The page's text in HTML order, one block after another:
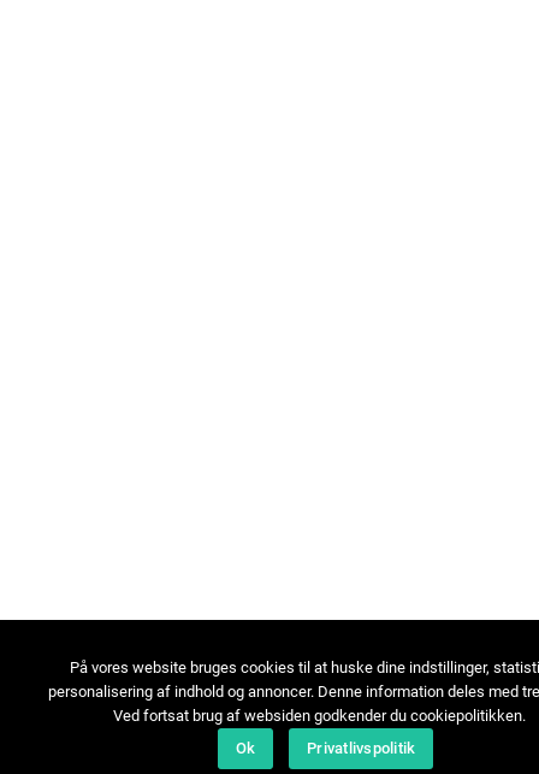
På vores website bruges cookies til at huske dine indstillinger,
personalisering af indhold og annoncer. Denne information deles med
Ved fortsat brug af websiden godkender du cookiepolitikken.
Ok
Privatlivspolitik